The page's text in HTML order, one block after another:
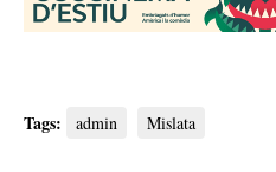
Tags: admin Mislata